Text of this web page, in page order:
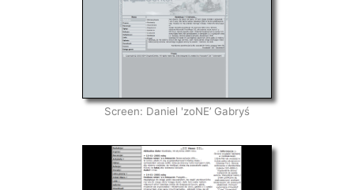
Screen: Daniel 'zoNE’ Gabryś